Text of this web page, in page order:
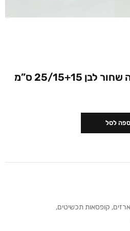
25/15+15 ס”מ
לסל
, קופסאות תכשיטים,